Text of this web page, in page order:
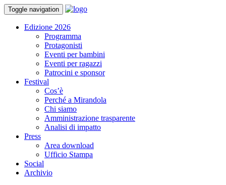
Toggle navigation
Edizione 2026
Programma
Protagonisti
Eventi per bambini
Eventi per ragazzi
Patrocini e sponsor
Festival
Cos’è
Perché a Mirandola
Chi siamo
Amministrazione trasparente
Analisi di impatto
Press
Area download
Ufficio Stampa
Social
Archivio